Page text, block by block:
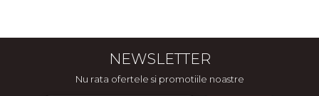
NEWSLETTER
Nu rata ofertele si promotiile noastre